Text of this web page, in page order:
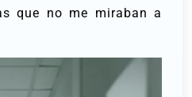
que no me miraban a